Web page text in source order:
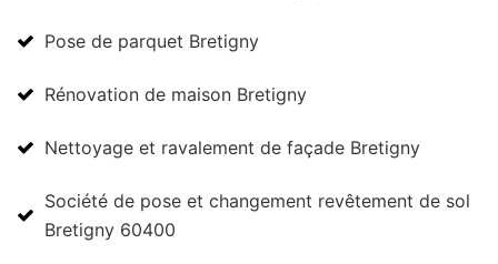
Pose de parquet Bretigny
Rénovation de maison Bretigny
Nettoyage et ravalement de façade Bretigny
Société de pose et changement revêtement de sol
Bretigny 60400